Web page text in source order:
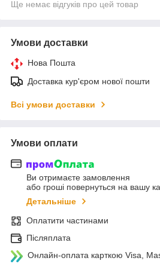
Ще немає відгуків про цей товар
Умови доставки
Нова Пошта
Доставка кур'єром нової пошти
Всі умови доставки
Умови оплати
Ви отримаєте замовлення
або гроші повернуться на вашу
Детальніше
Оплатити частинами
Післяплата
Онлайн-оплата карткою Visa,